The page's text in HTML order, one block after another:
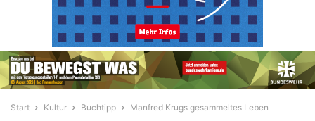
Start Kultur Buchtipp Manfred Krugs gesammeltes Leben